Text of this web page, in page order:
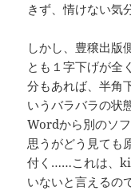
きず、情けない気
しかし、豊穣出版
とも１字下げが全
分もあれば、半角
いうバラバラの状
Wordから別のソ
思うがどう見ても
付く……これは、
いないと言えるの